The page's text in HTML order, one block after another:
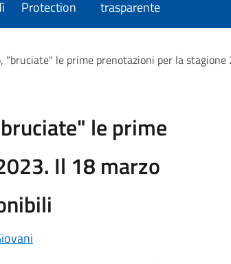
Protection
trasparente
"bruciate" le prime prenotazioni per la
le prime
Il 18 marzo